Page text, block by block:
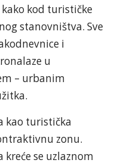
kod turističke
stanovništva. Sve
i
u
– urbanim
kao turistička
zonu.
se uzlaznom